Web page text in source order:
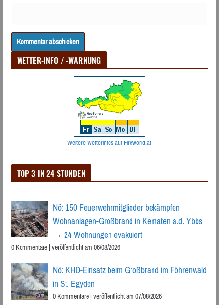
WETTER-INFO / -WARNUNG
Weitere Wetterinfos auf Fireworld.at
TOP 3 IN 24 STUNDEN
Nö: 150 Feuerwehrmitglieder bekämpfen
Wohnanlagen-Großbrand in Kematen a.d. Ybbs
→ 24 Wohnungen evakuiert
0 Kommentare|veröffentlicht am 06/08/2026
Nö: KHD-Einsatz beim Großbrand im Föhrenwald
in St. Egyden
0 Kommentare|veröffentlicht am 07/08/2026